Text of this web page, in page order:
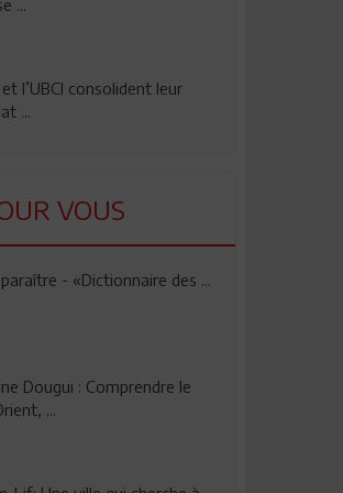
...
et l’UBCI consolident leur
...
VOUS
- «Dictionnaire des ...
Dougui : Comprendre le
...